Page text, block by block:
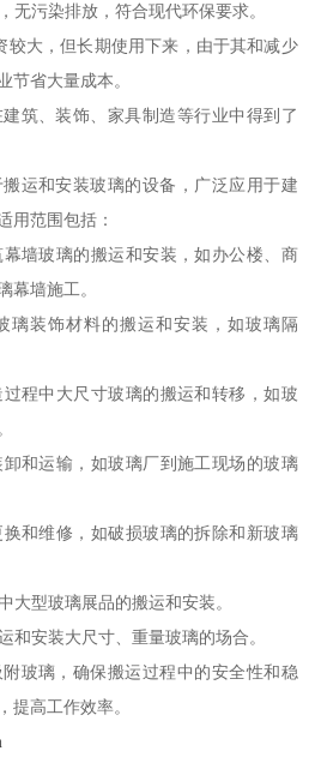
无污染排放，符合现代环保要求。
较大，但长期使用下来，由于其和减少
节省大量成本。
筑、装饰、家具制造等行业中得到了
运和安装玻璃的设备，广泛应用于建
用范围包括：
墙玻璃的搬运和安装，如办公楼、商
幕墙施工。
璃装饰材料的搬运和安装，如玻璃隔
程中大尺寸玻璃的搬运和转移，如玻
和运输，如玻璃厂到施工现场的玻璃
和维修，如破损玻璃的拆除和新玻璃
大型玻璃展品的搬运和安装。
和安装大尺寸、重量玻璃的场合。
玻璃，确保搬运过程中的安全性和稳
提高工作效率。